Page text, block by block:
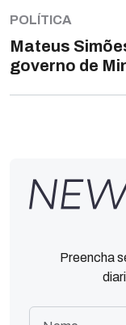
POLÍTICA
Mateus
governo de
Preencha